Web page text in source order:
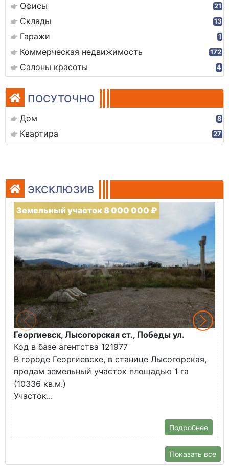
Офисы 21
Склады 13
Гаражи 1
Коммерческая недвижимость 172
Салоны красоты 4
ПОСУТОЧНО
Дом 8
Квартира 27
ЭКСКЛЮЗИВ
Земельный участок 8 000 000 ₽
Георгиевск, Лысогорская ст., Победы ул.
Код в базе агентства 121977
В городе Георгиевске, в станице Лысогорская,
продам земельный участок площадью 1 га
(10336 кв.м.)
Участок...
Подробнее
Показать все